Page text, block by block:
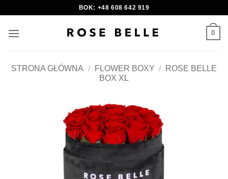
content
BOK: +48 608 642 919
0
STRONA GŁÓWNA / FLOWER BOXY /
ROSE BELLE
BOX XL